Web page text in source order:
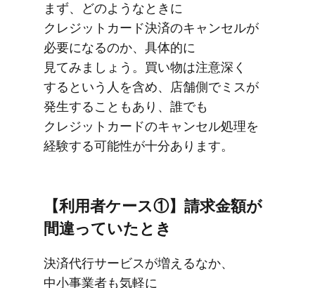
まず、​どのような​ときに​
クレジットカード決済の​キャンセルが​
必要に​なるのか、​具体的に​
見てみましょう。​買い物は​注意深く​
すると​いう​人を​含め、​店舗側で​ミスが​
発生する​ことも​あり、​誰でも​
クレジットカードの​キャンセル処理を​
経験する​可能性が​十分あります。
【利用者ケース①】請求金額が​
間違っていた​とき
決済代行サービスが​増える​なか、​
中小事業者も​気軽に​